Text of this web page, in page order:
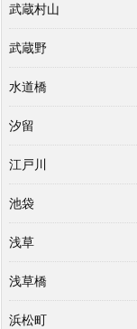
武蔵村山
武蔵野
水道橋
汐留
江戸川
池袋
浅草
浅草橋
浜松町